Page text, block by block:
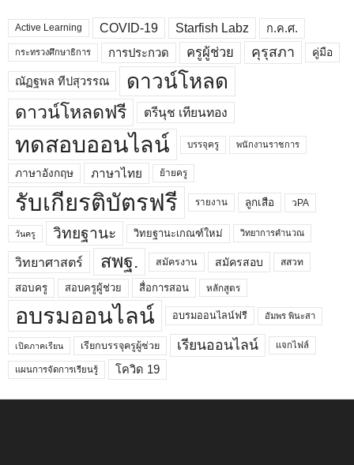
Active Learning COVID-19 Starfish Labz ก.ค.ศ.
กระทรวงศึกษาธิการ การประกวด ครูผู้ช่วย คุรุสภา คู่มือ
ณัฏฐพล ทีปสุวรรณ ดาวน์โหลด
ดาวน์โหลดฟรี ตรีนุช เทียนทอง
ทดสอบออนไลน์ บรรจุครู พนักงานราชการ
ภาษาอังกฤษ ภาษาไทย ย้ายครู
รับเกียรติบัตรฟรี รายงาน ลูกเสือ วPA
วันครู วิทยฐานะ วิทยฐานะเกณฑ์ใหม่ วิทยาการคำนวณ
วิทยาศาสตร์ สพฐ. สมัครงาน สมัครสอบ สสวท
สอบครู สอบครูผู้ช่วย สื่อการสอน หลักสูตร
อบรมออนไลน์ อบรมออนไลน์ฟรี อัมพร พินะสา
เปิดภาคเรียน เรียกบรรจุครูผู้ช่วย เรียนออนไลน์ แจกไฟล์
แผนการจัดการเรียนรู้ โควิด 19